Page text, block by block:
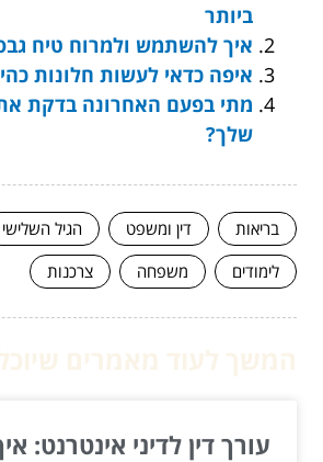
ביותר
איך להשתמש ולמרוח טיח
איפה כדאי לעשות חלונות
מתי בפעם האחרונה בדקת
שלך?
בריאות דין ומשפט הגיל השלישי
לימודים
משפחה צרכנות
עורך דין לדיני אינטרנט: